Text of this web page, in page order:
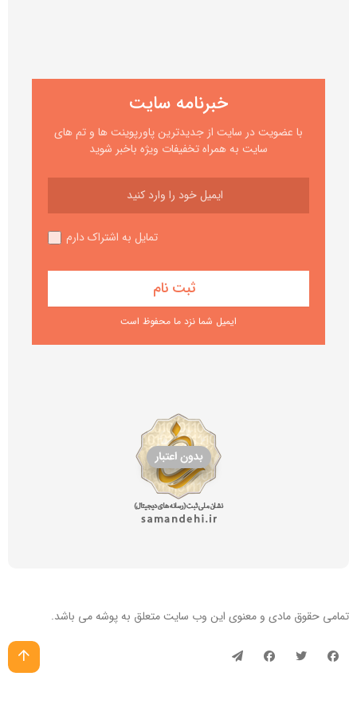
خبرنامه سایت
با عضویت در سایت از جدیدترین پاورپوینت ها و تم های
سایت به همراه تخفیفات ویژه باخبر شوید
تمایل به اشتراک دارم
ایمیل شما نزد ما محفوظ است
تمامی حقوق مادی و معنوی این وب سایتمتعلق به پوشه می باشد.